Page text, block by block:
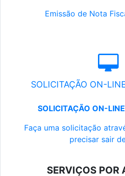
Emissão de Nota
SOLICITAÇÃO ON-
SOLICITAÇÃO ON-
Faça uma solicitação
precisar sair
SERVIÇOS POR